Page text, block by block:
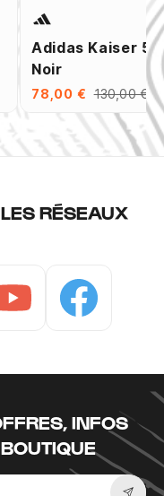
Adidas Kaiser 5
Noir
78,00 € 130,00 €
RÉSEAUX
INFOS